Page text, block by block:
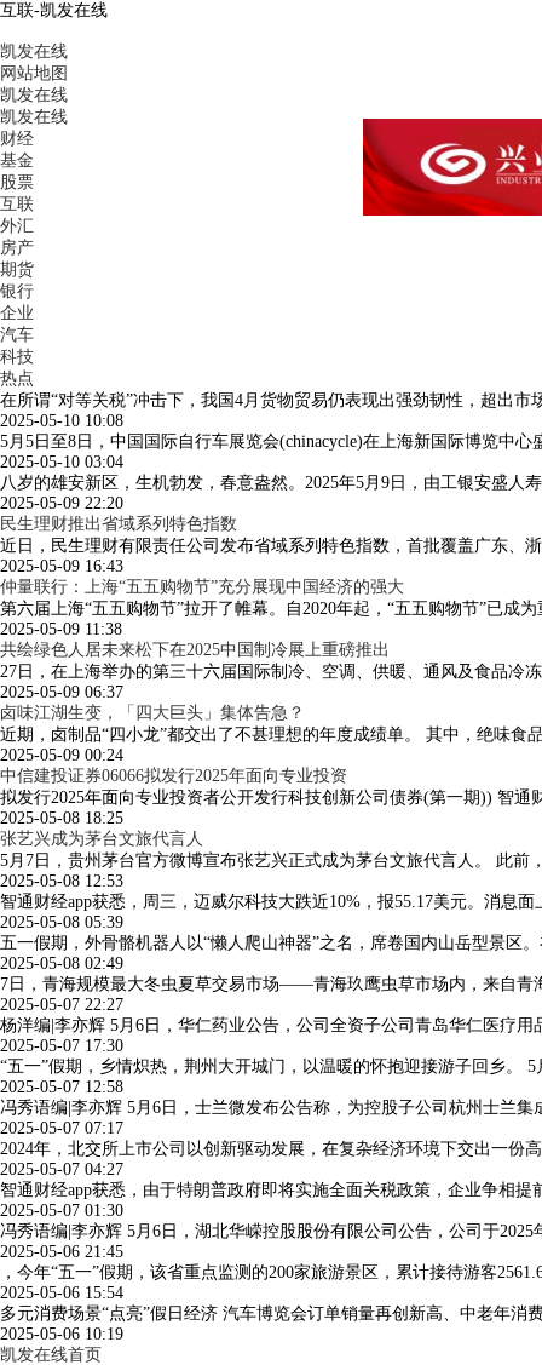
互联-凯发在线
凯发在线
网站地图
凯发在线
凯发在线
财经
基金
股票
互联
外汇
房产
期货
银行
企业
汽车
科技
热点
在所谓“对等关税”冲击下，我国4月货物贸易仍表现出强劲韧性，超出
2025-05-10 10:08
5月5日至8日，中国国际自行车展览会(chinacycle)在上海新国际博览中
2025-05-10 03:04
八岁的雄安新区，生机勃发，春意盎然。2025年5月9日，由工银安盛
2025-05-09 22:20
民生理财推出省域系列特色指数
近日，民生理财有限责任公司发布省域系列特色指数，首批覆盖广东、
2025-05-09 16:43
仲量联行：上海“五五购物节”充分展现中国经济的强大
第六届上海“五五购物节”拉开了帷幕。自2020年起，“五五购物节”已
2025-05-09 11:38
共绘绿色人居未来松下在2025中国制冷展上重磅推出
27日，在上海举办的第三十六届国际制冷、空调、供暖、通风及食品冷
2025-05-09 06:37
卤味江湖生变，「四大巨头」集体告急？
近期，卤制品“四小龙”都交出了不甚理想的年度成绩单。 其中，绝味食
2025-05-09 00:24
中信建投证券06066拟发行2025年面向专业投资
拟发行2025年面向专业投资者公开发行科技创新公司债券(第一期)) 智
2025-05-08 18:25
张艺兴成为茅台文旅代言人
5月7日，贵州茅台官方微博宣布张艺兴正式成为茅台文旅代言人。 此前
2025-05-08 12:53
智通财经app获悉，周三，迈威尔科技大跌近10%，报55.17美元。消息
2025-05-08 05:39
五一假期，外骨骼机器人以“懒人爬山神器”之名，席卷国内山岳型景区
2025-05-08 02:49
7日，青海规模最大冬虫夏草交易市场——青海玖鹰虫草市场内，来自青
2025-05-07 22:27
杨洋编|李亦辉 5月6日，华仁药业公告，公司全资子公司青岛华仁医疗
2025-05-07 17:30
“五一”假期，乡情炽热，荆州大开城门，以温暖的怀抱迎接游子回乡。
2025-05-07 12:58
冯秀语编|李亦辉 5月6日，士兰微发布公告称，为控股子公司杭州士兰
2025-05-07 07:17
2024年，北交所上市公司以创新驱动发展，在复杂经济环境下交出一份
2025-05-07 04:27
智通财经app获悉，由于特朗普政府即将实施全面关税政策，企业争相
2025-05-07 01:30
冯秀语编|李亦辉 5月6日，湖北华嵘控股股份有限公司公告，公司于
2025-05-06 21:45
，今年“五一”假期，该省重点监测的200家旅游景区，累计接待游客
2025-05-06 15:54
多元消费场景“点亮”假日经济 汽车博览会订单销量再创新高、中老年
2025-05-06 10:19
凯发在线首页